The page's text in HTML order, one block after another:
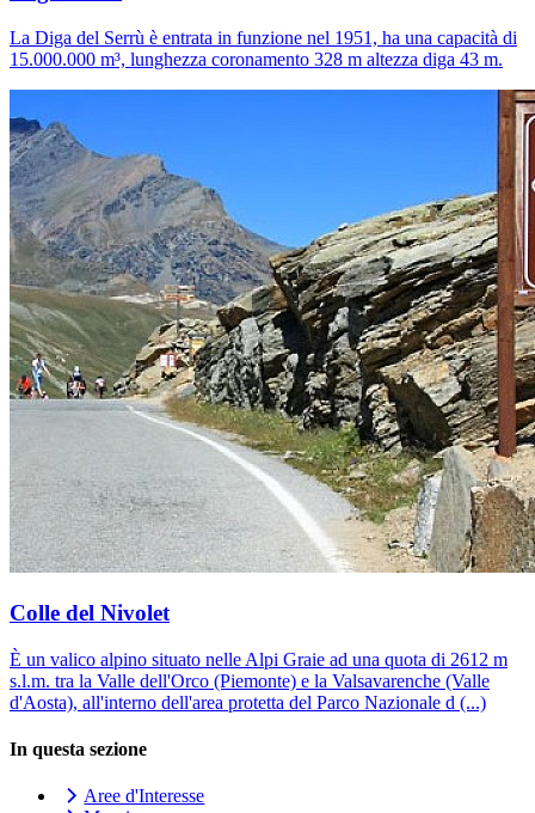
La Diga del Serrù è entrata in funzione nel 1951, ha una capacità di
15.000.000 m³, lunghezza coronamento 328 m altezza diga 43 m.
Colle del Nivolet
È un valico alpino situato nelle Alpi Graie ad una quota di 2612 m
s.l.m. tra la Valle dell'Orco (Piemonte) e la Valsavarenche (Valle
d'Aosta), all'interno dell'area protetta del Parco Nazionale d (...)
In questa sezione
Aree d'Interesse